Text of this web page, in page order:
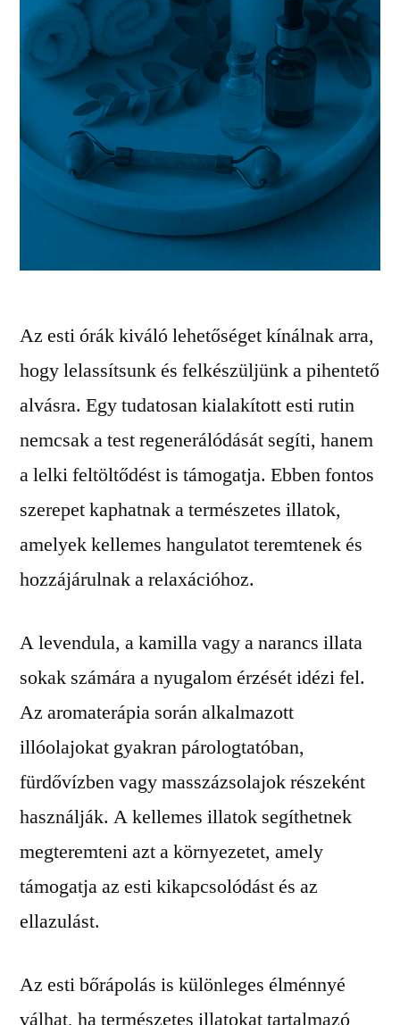
Az esti órák kiváló lehetőséget kínálnak arra,
hogy lelassítsunk és felkészüljünk a pihentető
alvásra. Egy tudatosan kialakított esti rutin
nemcsak a test regenerálódását segíti, hanem
a lelki feltöltődést is támogatja. Ebben fontos
szerepet kaphatnak a természetes illatok,
amelyek kellemes hangulatot teremtenek és
hozzájárulnak a relaxációhoz.
A levendula, a kamilla vagy a narancs illata
sokak számára a nyugalom érzését idézi fel.
Az aromaterápia során alkalmazott
illóolajokat gyakran párologtatóban,
fürdővízben vagy masszázsolajok részeként
használják. A kellemes illatok segíthetnek
megteremteni azt a környezetet, amely
támogatja az esti kikapcsolódást és az
ellazulást.
Az esti bőrápolás is különleges élménnyé
válhat, ha természetes illatokat tartalmazó